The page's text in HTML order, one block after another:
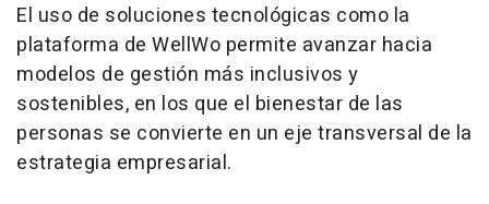
El uso de soluciones tecnológicas como la
plataforma de WellWo permite avanzar hacia
modelos de gestión más inclusivos y
sostenibles, en los que el bienestar de las
personas se convierte en un eje transversal de la
estrategia empresarial.